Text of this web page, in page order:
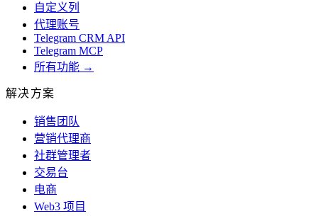
自定义列
代理账号
Telegram CRM API
Telegram MCP
所有功能 →
解决方案
销售团队
营销代理商
社群管理者
交易台
电商
Web3 项目